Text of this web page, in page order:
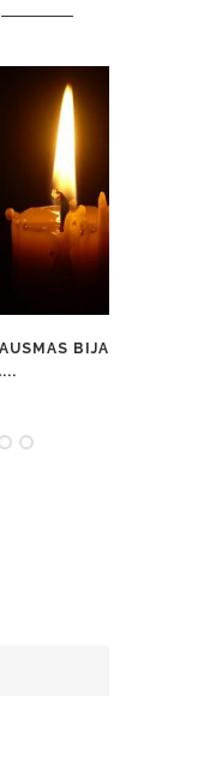
BIJA